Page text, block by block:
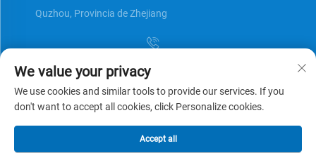
Quzhou, Provincia de Zhejiang
[email protected]
Derechos de autor © Zhejiang Universal Trading Co.,Ltd. Reservados
Política de privacidad
We value your privacy
We use cookies and similar tools to provide our services. If you
don't want to accept all cookies, click Personalize cookies.
Accept all